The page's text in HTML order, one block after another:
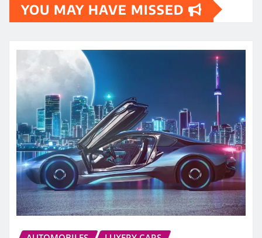
YOU MAY HAVE MISSED